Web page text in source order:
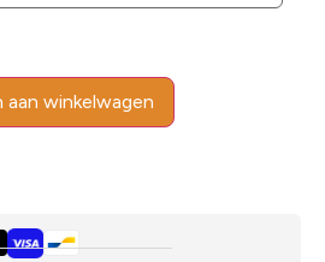
aan winkelwagen